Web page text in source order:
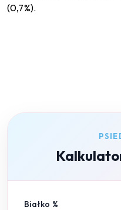
(0,7%).
Białko %